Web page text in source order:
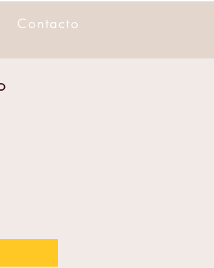
Contacto